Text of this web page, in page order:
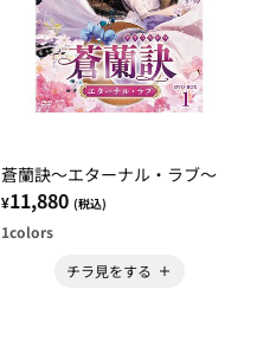
蒼蘭訣～エターナル・ラブ～
¥11,880 (税込)
1colors
チラ見をする